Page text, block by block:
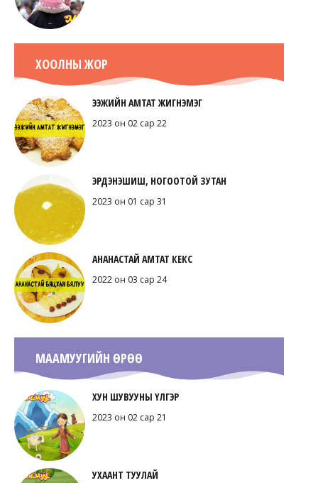
ХООЛНЫ ЖОР
ЭЭЖИЙН АМТАТ ЖИГНЭМЭГ
2023 он 02 сар 22
ЭРДЭНЭШИШ, НОГООТОЙ ЗУТАН
2023 он 01 сар 31
АНАНАСТАЙ АМТАТ КЕКС
2022 он 03 сар 24
МААМУУГИЙН ӨРӨӨ
ХУН ШУВУУНЫ ҮЛГЭР
2023 он 02 сар 21
УХААНТ ТУУЛАЙ